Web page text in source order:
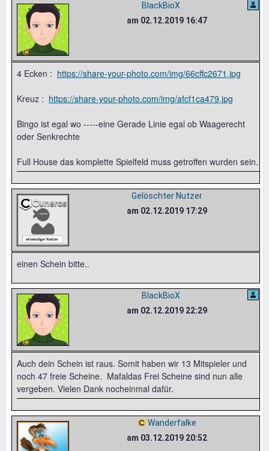
BlackBioX
am 02.12.2019 16:47
4 Ecken : https://share-your-photo.com/img/66cffc2671.jpg
Kreuz : https://share-your-photo.com/img/afcf1ca479.jpg
Bingo ist egal wo -----eine Gerade Linie egal ob Waagerecht
oder Senkrechte
Full House das komplette Spielfeld muss getroffen wurden sein.
Gelöschter Nutzer
am 02.12.2019 17:29
einen Schein bitte..
BlackBioX
am 02.12.2019 22:29
Auch dein Schein ist raus. Somit haben wir 13 Mitspieler und
noch 47 freie Scheine. Mafaldas Frei Scheine sind nun alle
vergeben. Vielen Dank nocheinmal dafür.
Wanderfalke
am 03.12.2019 20:52